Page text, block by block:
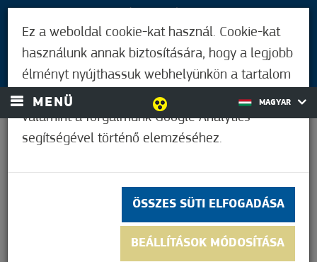
BEJELENTKEZÉS
MENÜ MAGYAR
Ez a weboldal cookie-kat használ. Cookie-kat
használunk annak biztosítására, hogy a legjobb
élményt nyújthassuk webhelyünkön a tartalom
és a hirdetések személyre szabásához,
valamint a forgalmunk Google Analytics
segítségével történő elemzéséhez.
ÖSSZES SÜTI ELFOGADÁSA
BEÁLLÍTÁSOK MÓDOSÍTÁSA